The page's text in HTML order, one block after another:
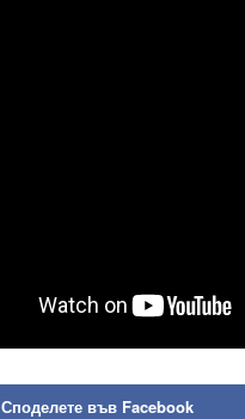
Споделете във Facebook